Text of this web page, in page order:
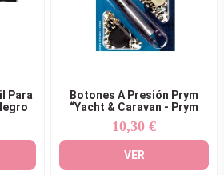
Para
Botones A Presión Prym
“Yacht & Caravan - Prym
Precio
10,30 €
VER